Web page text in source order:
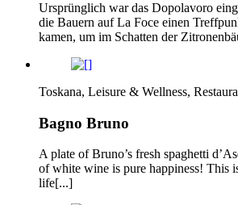
Ursprünglich war das Dopolavoro
die Bauern auf La Foce einen
kamen, um im Schatten der
Toskana, Leisure & Wellness,
Bagno Bruno
A plate of Bruno’s fresh spaghetti
of white wine is pure happiness! This
life[...]